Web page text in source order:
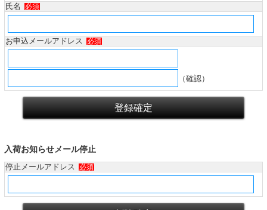
氏名 必須
お申込メールアドレス 必須
（確認）
入荷お知らせメール停止
停止メールアドレス 必須